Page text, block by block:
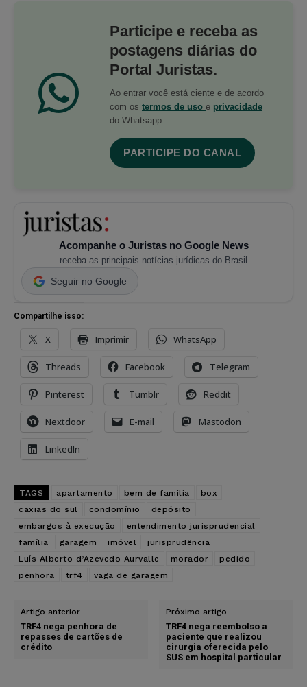
Participe e receba as
postagens diárias do
Portal Juristas.
Ao entrar você está ciente e de acordo
com os termos de uso e privacidade
do Whatsapp.
PARTICIPE DO CANAL
Acompanhe o Juristas no Google News
receba as principais notícias jurídicas do Brasil
Seguir no Google
Compartilhe isso:
X Imprimir WhatsApp
Threads Facebook Telegram
Pinterest Tumblr Reddit
Nextdoor E-mail Mastodon
LinkedIn
TAGS apartamento bem de família
box
caxias do sul
condomínio
depósito
embargos à execução
entendimento jurisprudencial
família
garagem imóvel
jurisprudência
Luís Alberto d’Azevedo Aurvalle
morador
pedido
penhora
trf4 vaga de garagem
Artigo anterior
TRF4 nega penhora de
repasses de cartões de
crédito
Próximo artigo
TRF4 nega reembolso a
paciente que realizou
cirurgia oferecida pelo
SUS em hospital particular